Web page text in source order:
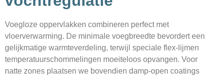
Voegloze oppervlakken combineren perfect met
vloerverwarming. De minimale voegbreedte bevordert een
gelijkmatige warmte­verdeling, terwijl speciale flex-lijmen
temperatuur­schommelingen moeiteloos opvangen. Voor
natte zones plaatsen we bovendien damp-open coatings